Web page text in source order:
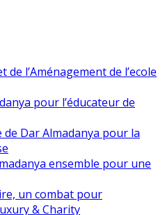
l’Aménagement de l’ecole
pour l’éducateur de
Dar Almadanya pour la
ensemble pour une
un combat pour
& Charity